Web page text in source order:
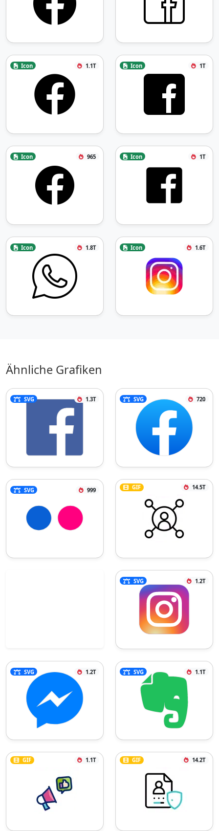
Icon 1.1T Icon 1T
Icon 965 Icon 1T
Icon 1.8T Icon 1.6T
Ähnliche Grafiken
SVG 1.3T SVG 720
SVG 999 GIF 14.5T
SVG 1.2T
SVG 1.2T SVG 1.1T
GIF 1.1T GIF 14.2T